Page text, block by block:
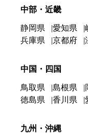
中部・近畿
静岡県 愛知県
兵庫県
京都府
中国・四国
鳥取県 島根県
徳島県
香川県
九州・沖縄